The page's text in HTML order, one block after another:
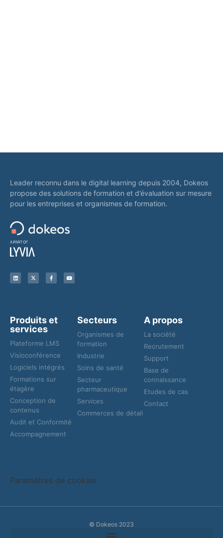
Leader reconnu dans le digital learning depuis 2004, Dokeos
propose des solutions de formation et d’évaluation sur mesure
pour les entreprises et organismes de formation.
Produits et
services
Plateforme LMS
Visioconférence
Logiciels intégrés
Formations sur
étagère
Conception de
contenus
Audit et Conformité
Accompagnement
Secteurs
Organismes de
formation
Industrie
Soins de santé
Secteur
pharmaceutique
Services
Commerces de détail
A propos
La société
Recrutement
Support
Base de
connaissance
Etudes de cas
Contact
Paramètres de cookies
© Dokeos 2023